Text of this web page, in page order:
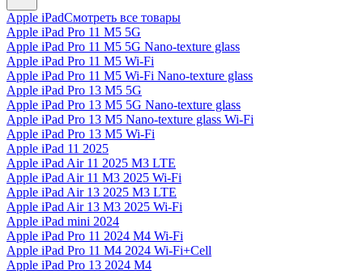
Apple iPadСмотреть все товары
Apple iPad Pro 11 M5 5G
Apple iPad Pro 11 M5 5G Nano-texture glass
Apple iPad Pro 11 M5 Wi-Fi
Apple iPad Pro 11 M5 Wi-Fi Nano-texture glass
Apple iPad Pro 13 M5 5G
Apple iPad Pro 13 M5 5G Nano-texture glass
Apple iPad Pro 13 M5 Nano-texture glass Wi-Fi
Apple iPad Pro 13 M5 Wi-Fi
Apple iPad 11 2025
Apple iPad Air 11 2025 M3 LTE
Apple iPad Air 11 M3 2025 Wi-Fi
Apple iPad Air 13 2025 M3 LTE
Apple iPad Air 13 M3 2025 Wi-Fi
Apple iPad mini 2024
Apple iPad Pro 11 2024 M4 Wi-Fi
Apple iPad Pro 11 M4 2024 Wi-Fi+Cell
Apple iPad Pro 13 2024 M4